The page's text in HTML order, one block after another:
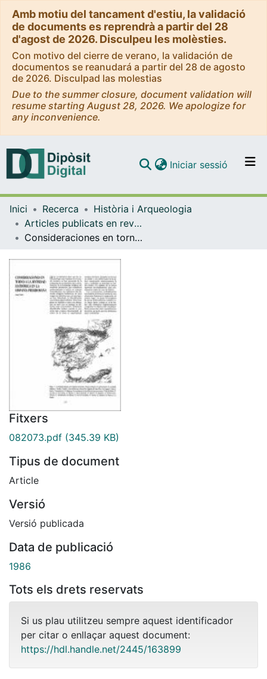
Amb motiu del tancament d'estiu, la validació
de documents es reprendrà a partir del 28
d'agost de 2026. Disculpeu les molèsties.
Con motivo del cierre de verano, la validación de
documentos se reanudará a partir del 28 de agosto
de 2026. Disculpad las molestias
Due to the summer closure, document validation will
resume starting August 28, 2026. We apologize for
any inconvenience.
Navega per tot el DD
Iniciar sessió (current)
Inici Recerca
Història i Arqueologia
Articles publicats en revistes (Història i Arqueologia)
Consideraciones en torno a la divinidad hathórica en la Hispania prerromana
Fitxers
082073.pdf (345.39 KB)
Tipus de document
Article
Versió
Versió publicada
Data de publicació
1986
Tots els drets reservats
Si us plau utilitzeu sempre aquest identificador
per citar o enllaçar aquest document:
https://hdl.handle.net/2445/163899